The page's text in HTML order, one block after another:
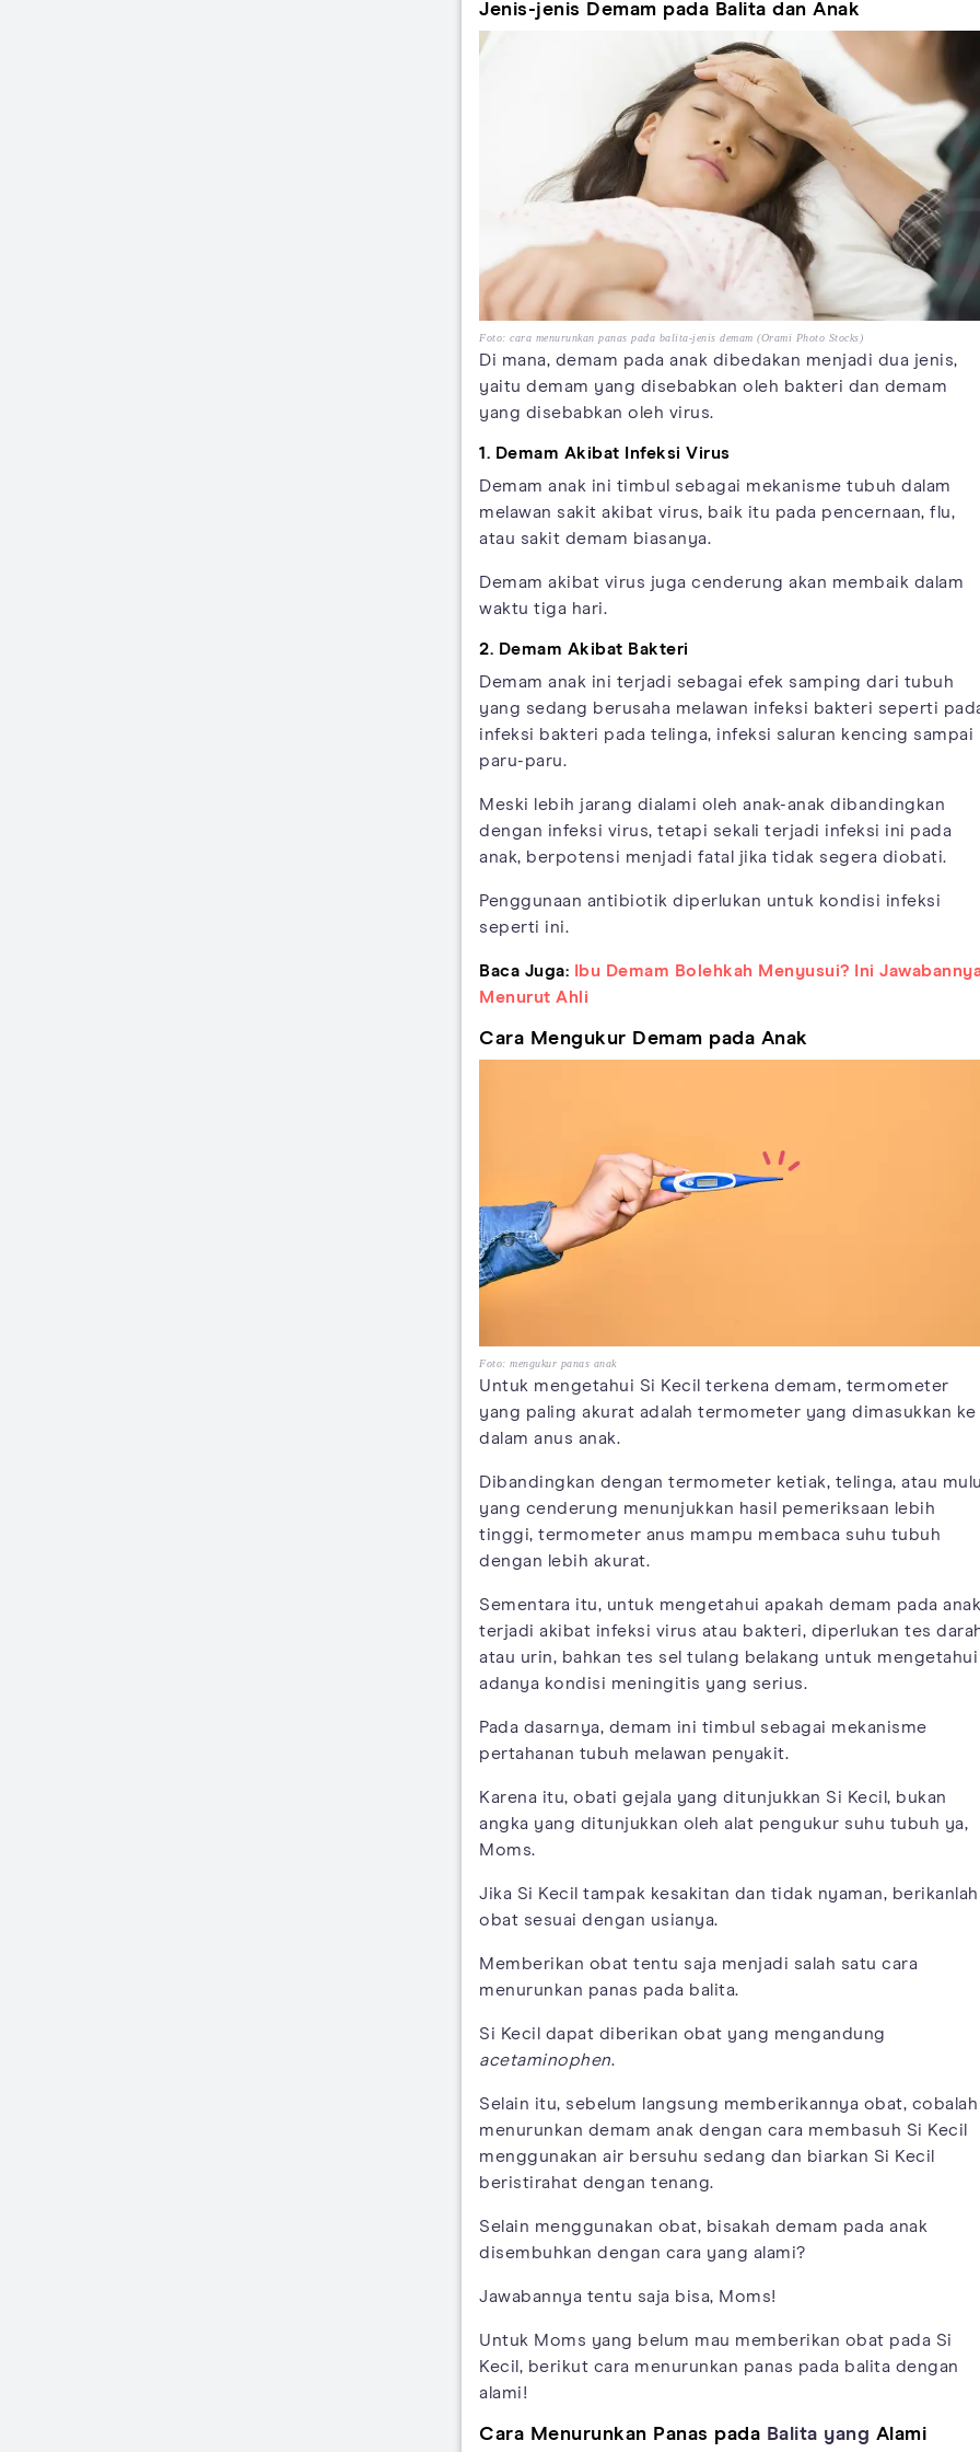
Jenis-jenis Demam pada Balita dan Anak
Foto: cara menurunkan panas pada balita-jenis demam (Orami Photo Stocks)
Di mana, demam pada anak dibedakan menjadi dua jenis,
yaitu demam yang disebabkan oleh bakteri dan demam
yang disebabkan oleh virus.
1. Demam Akibat Infeksi Virus
Demam anak ini timbul sebagai mekanisme tubuh dalam
melawan sakit akibat virus, baik itu pada pencernaan, flu,
atau sakit demam biasanya.
Demam akibat virus juga cenderung akan membaik dalam
waktu tiga hari.
2. Demam Akibat Bakteri
Demam anak ini terjadi sebagai efek samping dari tubuh
yang sedang berusaha melawan infeksi bakteri seperti
infeksi bakteri pada telinga, infeksi saluran kencing sampai
paru-paru.
Meski lebih jarang dialami oleh anak-anak dibandingkan
dengan infeksi virus, tetapi sekali terjadi infeksi ini pada
anak, berpotensi menjadi fatal jika tidak segera diobati.
Penggunaan antibiotik diperlukan untuk kondisi infeksi
seperti ini.
Baca Juga:
Ibu Demam Bolehkah Menyusui? Ini
Menurut Ahli
Cara Mengukur Demam pada Anak
Foto: mengukur panas anak
Untuk mengetahui Si Kecil terkena demam, termometer
yang paling akurat adalah termometer yang dimasukkan ke
dalam anus anak.
Dibandingkan dengan termometer ketiak, telinga, atau
yang cenderung menunjukkan hasil pemeriksaan lebih
tinggi, termometer anus mampu membaca suhu tubuh
dengan lebih akurat.
Sementara itu, untuk mengetahui apakah demam pada anak
terjadi akibat infeksi virus atau bakteri, diperlukan tes
atau urin, bahkan tes sel tulang belakang untuk mengetahui
adanya kondisi meningitis yang serius.
Pada dasarnya, demam ini timbul sebagai mekanisme
pertahanan tubuh melawan penyakit.
Karena itu, obati gejala yang ditunjukkan Si Kecil, bukan
angka yang ditunjukkan oleh alat pengukur suhu tubuh ya,
Moms.
Jika Si Kecil tampak kesakitan dan tidak nyaman, berikanlah
obat sesuai dengan usianya.
Memberikan obat tentu saja menjadi salah satu cara
menurunkan panas pada balita.
Si Kecil dapat diberikan obat yang mengandung
acetaminophen.
Selain itu, sebelum langsung memberikannya obat, cobalah
menurunkan demam anak dengan cara membasuh Si Kecil
menggunakan air bersuhu sedang dan biarkan Si Kecil
beristirahat dengan tenang.
Selain menggunakan obat, bisakah demam pada anak
disembuhkan dengan cara yang alami?
Jawabannya tentu saja bisa, Moms!
Untuk Moms yang belum mau memberikan obat pada Si
Kecil, berikut cara menurunkan panas pada balita dengan
alami!
Cara Menurunkan Panas pada Balita yang Alami